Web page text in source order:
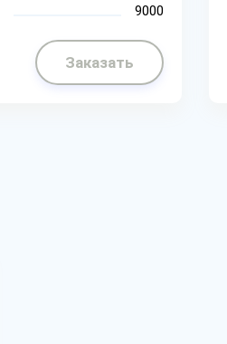
9000
Заказать